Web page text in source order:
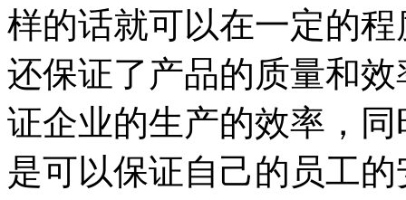
样的话就可以在一定的
还保证了产品的质量和
证企业的生产的效率，
是可以保证自己的员工